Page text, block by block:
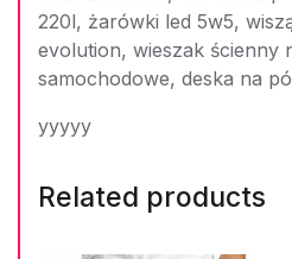
220l, żarówki led 5w5,
evolution, wieszak ścienny
samochodowe, deska na
yyyyy
Related products